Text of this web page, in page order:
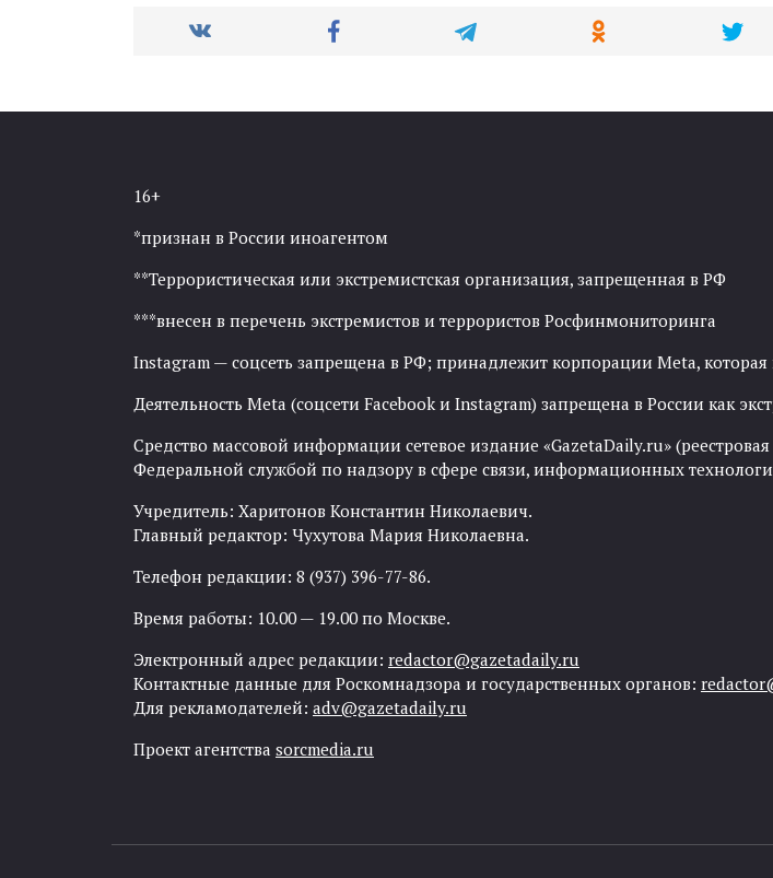
16+
*признан в России иноагентом
**Террористическая или экстремистская организация, запрещенная в РФ
***внесен в перечень экстремистов и террористов Росфинмониторинга
Instagram — соцсеть запрещена в РФ; принадлежит корпорации Meta,
Деятельность Meta (соцсети Facebook и Instagram) запрещена в России как
Средство массовой информации сетевое издание «GazetaDaily.ru»
Федеральной службой по надзору в сфере связи, информационных
Учредитель: Харитонов Константин Николаевич.
Главный редактор: Чухутова Мария Николаевна.
Телефон редакции: 8 (937) 396-77-86.
Время работы: 10.00 — 19.00 по Москве.
Электронный адрес редакции: redactor@gazetadaily.ru
Контактные данные для Роскомнадзора и государственных органов:
Для рекламодателей: adv@gazetadaily.ru
Проект агентства sorcmedia.ru